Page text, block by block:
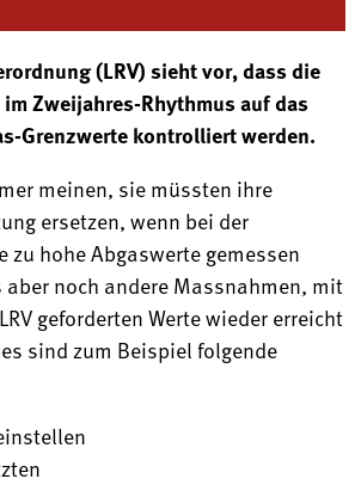
(LRV) sieht vor, dass die
Zweijahres-Rhythmus auf das
Grenzwerte kontrolliert werden.
meinen, sie müssten ihre
ersetzen, wenn bei der
zu hohe Abgaswerte gemessen
noch andere Massnahmen, mit
geforderten Werte wieder erreicht
sind zum Beispiel folgende